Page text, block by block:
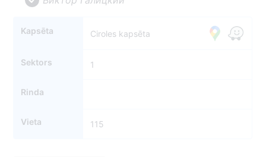
Kapsēta Ciroles kapsēta
Sektors 1
Rinda
Vieta 115